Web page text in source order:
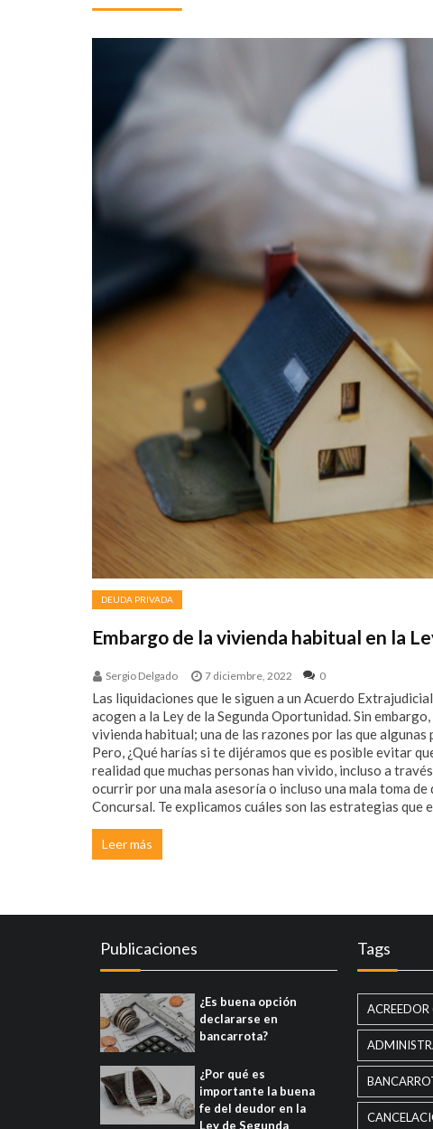
¿Por qué es importante la
Embargo de la vivienda
DEUDA PRIVADA
Embargo de la vivienda habitual en la
Sergio Delgado 7 diciembre, 2022 0
Las liquidaciones que le siguen a un Acuerdo
acogen a la Ley de la Segunda Oportunidad. Sin
vivienda habitual; una de las razones por las que
Pero, ¿Qué harías si te dijéramos que es posible evitar
realidad que muchas personas han vivido, incluso a
ocurrir por una mala asesoría o incluso una mala toma
Concursal. Te explicamos cuáles son las estrategias que
Leer más
Publicaciones
¿Es buena opción
declararse en
bancarrota?
¿Por qué es
importante la buena
fe del deudor en la
Ley de Segunda
Tags
ACREEDOR